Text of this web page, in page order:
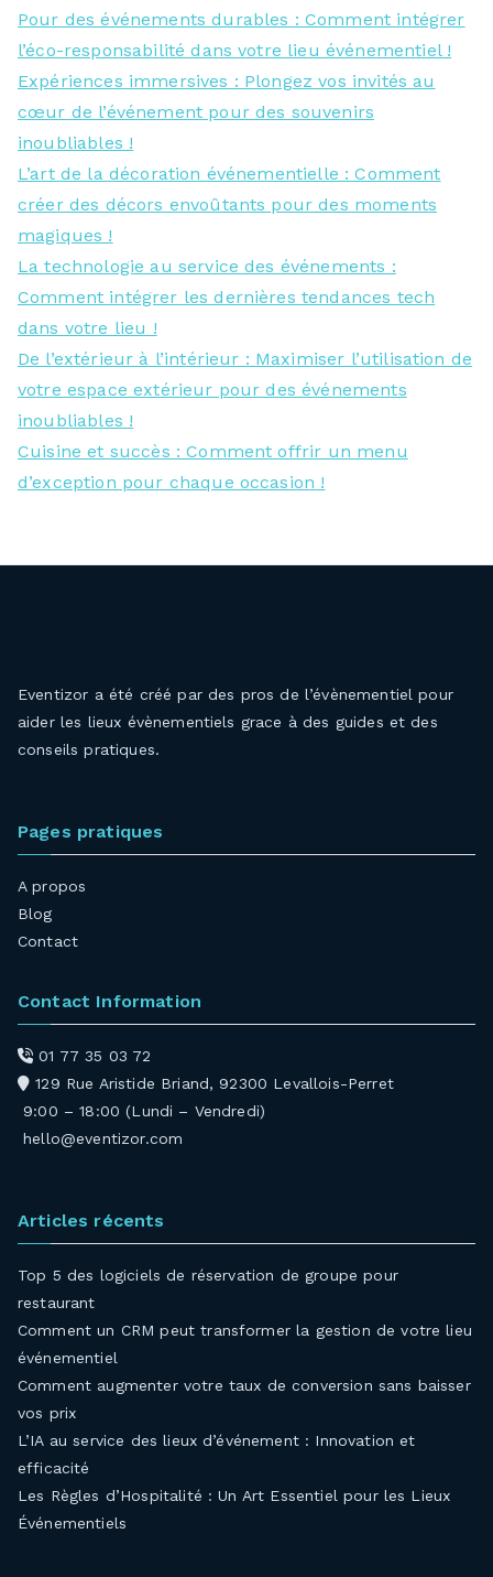
Pour des événements durables : Comment intégrer
l’éco-responsabilité dans votre lieu événementiel !
Expériences immersives : Plongez vos invités au
cœur de l’événement pour des souvenirs
inoubliables !
L’art de la décoration événementielle : Comment
créer des décors envoûtants pour des moments
magiques !
La technologie au service des événements :
Comment intégrer les dernières tendances tech
dans votre lieu !
De l’extérieur à l’intérieur : Maximiser l’utilisation de
votre espace extérieur pour des événements
inoubliables !
Cuisine et succès : Comment offrir un menu
d’exception pour chaque occasion !
Eventizor a été créé par des pros de l’évènementiel pour
aider les lieux évènementiels grace à des guides et des
conseils pratiques.
Pages pratiques
A propos
Blog
Contact
Contact Information
01 77 35 03 72
129 Rue Aristide Briand, 92300 Levallois-Perret
9:00 – 18:00 (Lundi – Vendredi)
hello@eventizor.com
Articles récents
Top 5 des logiciels de réservation de groupe pour
restaurant
Comment un CRM peut transformer la gestion de votre lieu
événementiel
Comment augmenter votre taux de conversion sans baisser
vos prix
L’IA au service des lieux d’événement : Innovation et
efficacité
Les Règles d’Hospitalité : Un Art Essentiel pour les Lieux
Événementiels